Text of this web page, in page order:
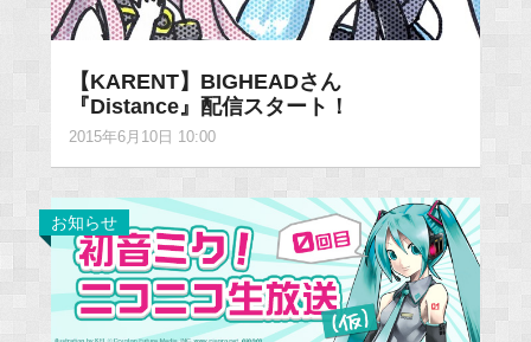
【KARENT】BIGHEADさん
『Distance』配信スタート！
2015年6月10日 10:00
お知らせ